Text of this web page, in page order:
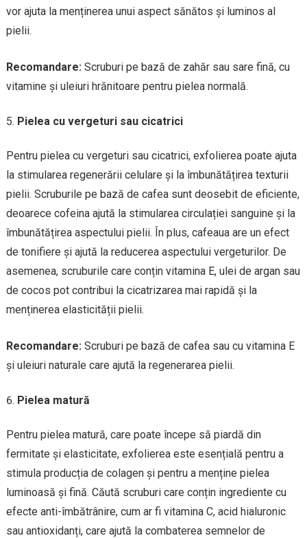
vor ajuta la menținerea unui aspect sănătos și luminos al
pielii.
Recomandare:Scruburi pe bază de zahăr sau sare fină, cu
vitamine și uleiuri hrănitoare pentru pielea normală.
Pielea cu vergeturi sau cicatrici
Pentru pielea cu vergeturi sau cicatrici, exfolierea poate ajuta
la stimularea regenerării celulare și la îmbunătățirea texturii
pielii. Scruburile pe bază de cafea sunt deosebit de eficiente,
deoarece cofeina ajută la stimularea circulației sanguine și la
îmbunătățirea aspectului pielii. În plus, cafeaua are un efect
de tonifiere și ajută la reducerea aspectului vergeturilor. De
asemenea, scruburile care conțin vitamina E, ulei de argan sau
de cocos pot contribui la cicatrizarea mai rapidă și la
menținerea elasticității pielii.
Recomandare:Scruburi pe bază de cafea sau cu vitamina E
și uleiuri naturale care ajută la regenerarea pielii.
Pielea matură
Pentru pielea matură, care poate începe să piardă din
fermitate și elasticitate, exfolierea este esențială pentru a
stimula producția de colagen și pentru a menține pielea
luminoasă și fină. Căută scruburi care conțin ingrediente cu
efecte anti-îmbătrânire, cum ar fi vitamina C, acid hialuronic
sau antioxidanți, care ajută la combaterea semnelor de